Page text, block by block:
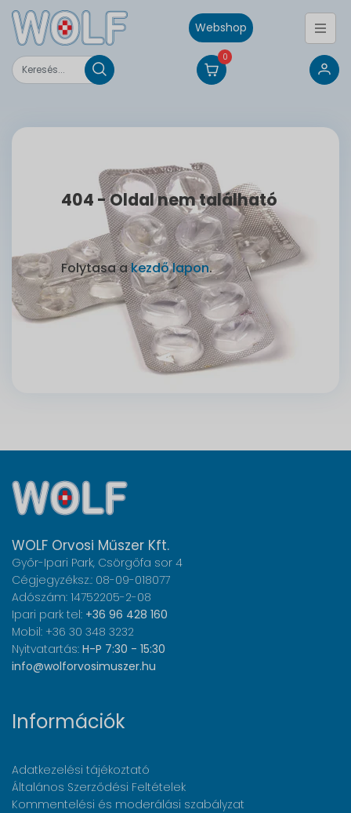
Webshop
0
404 - Oldal nem található
Folytasa akezdő lapon.
WOLF Orvosi Műszer Kft.
Győr-Ipari Park, Csörgőfa sor 4
Cégjegyzéksz.: 08-09-018077
Adószám: 14752205-2-08
Ipari park tel: +36 96 428 160
Mobil: +36 30 348 3232
Nyitvatartás: H-P 7:30 - 15:30
info@wolforvosimuszer.hu
Információk
Adatkezelési tájékoztató
Általános Szerződési Feltételek
Kommentelési és moderálási szabályzat